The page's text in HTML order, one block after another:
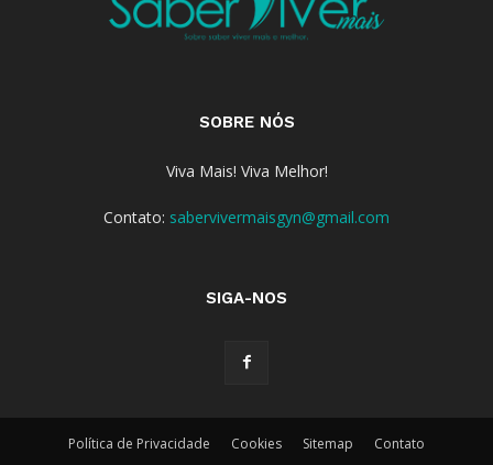
SOBRE NÓS
Viva Mais! Viva Melhor!
Contato: sabervivermaisgyn@gmail.com
SIGA-NOS
Política de Privacidade Cookies Sitemap Contato